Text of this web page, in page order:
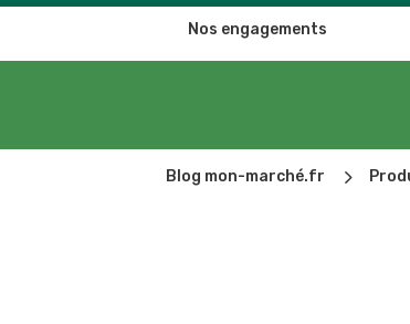
Nos engagements
Blog mon-marché.fr 5